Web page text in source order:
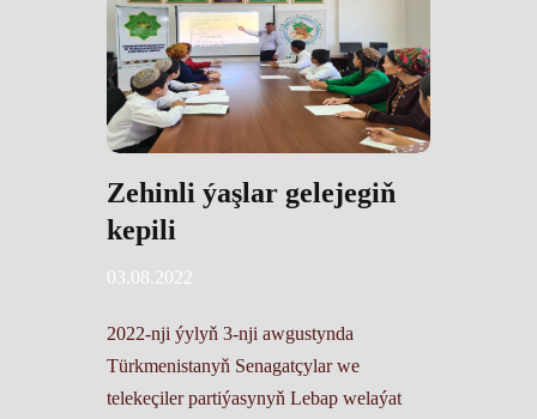
Zehinli ýaşlar gelejegiň
kepili
03.08.2022
2022-nji ýylyň 3-nji awgustynda
Türkmenistanyň Senagatçylar we
telekeçiler partiýasynyň Lebap welaýat